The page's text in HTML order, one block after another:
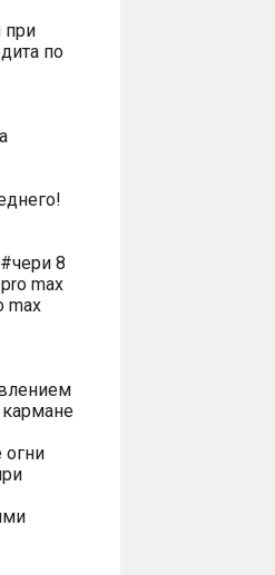
при
по
8
max
max